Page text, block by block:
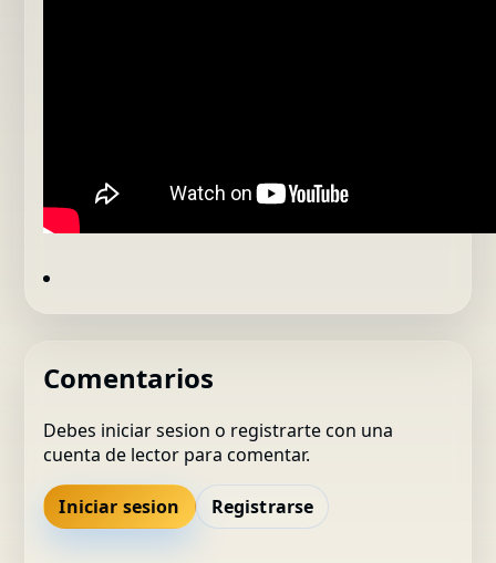
Comentarios
Debes iniciar sesion o registrarte con una
cuenta de lector para comentar.
Iniciar sesion Registrarse